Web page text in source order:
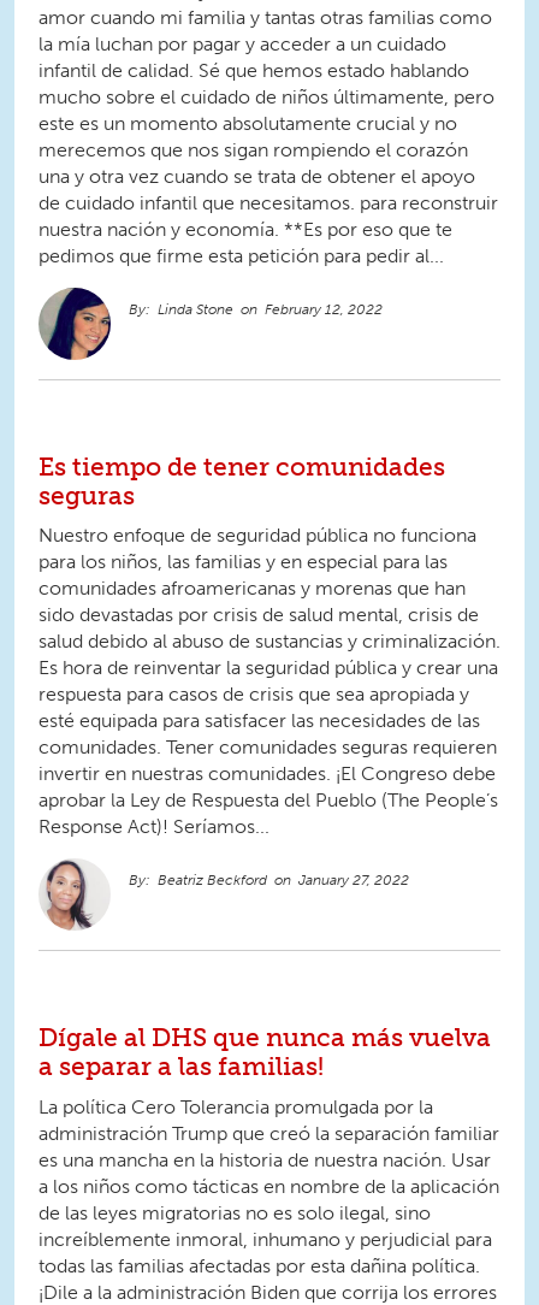
amor cuando mi familia y tantas otras familias como
la mía luchan por pagar y acceder a un cuidado
infantil de calidad. Sé que hemos estado hablando
mucho sobre el cuidado de niños últimamente, pero
este es un momento absolutamente crucial y no
merecemos que nos sigan rompiendo el corazón
una y otra vez cuando se trata de obtener el apoyo
de cuidado infantil que necesitamos. para reconstruir
nuestra nación y economía. **Es por eso que te
pedimos que firme esta petición para pedir al...
Linda Stone February 12, 2022
Es tiempo de tener comunidades
seguras
Nuestro enfoque de seguridad pública no funciona
para los niños, las familias y en especial para las
comunidades afroamericanas y morenas que han
sido devastadas por crisis de salud mental, crisis de
salud debido al abuso de sustancias y criminalización.
Es hora de reinventar la seguridad pública y crear una
respuesta para casos de crisis que sea apropiada y
esté equipada para satisfacer las necesidades de las
comunidades. Tener comunidades seguras requieren
invertir en nuestras comunidades. ¡El Congreso debe
aprobar la Ley de Respuesta del Pueblo (The People’s
Response Act)! Seríamos...
Beatriz Beckford January 27, 2022
Dígale al DHS que nunca más vuelva
a separar a las familias!
La política Cero Tolerancia promulgada por la
administración Trump que creó la separación familiar
es una mancha en la historia de nuestra nación. Usar
a los niños como tácticas en nombre de la aplicación
de las leyes migratorias no es solo ilegal, sino
increíblemente inmoral, inhumano y perjudicial para
todas las familias afectadas por esta dañina política.
¡Dile a la administración Biden que corrija los errores